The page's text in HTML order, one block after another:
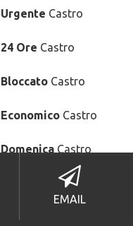
Castro
Ore Castro
Castro
Castro
Castro
Castro
EMAIL